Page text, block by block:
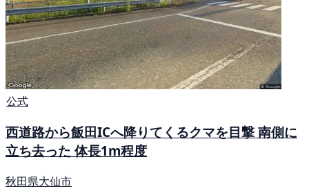
公式
西道路から飯田ICへ降りてくるクマを目撃 南側に
立ち去った 体長1m程度
秋田県大仙市